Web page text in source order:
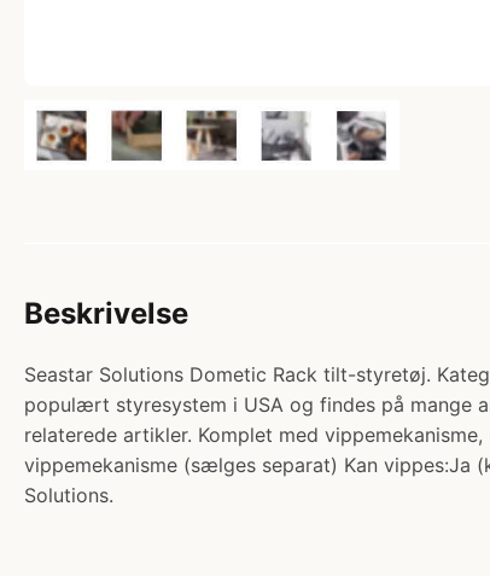
Beskrivelse
Seastar Solutions Dometic Rack tilt-styretøj.
populært styresystem i USA og findes på mange
relaterede artikler. Komplet med
vippemekanisme (sælges separat) Kan vippes:Ja
Solutions.